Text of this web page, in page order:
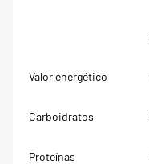
Valor energético
Carboidratos
Proteínas